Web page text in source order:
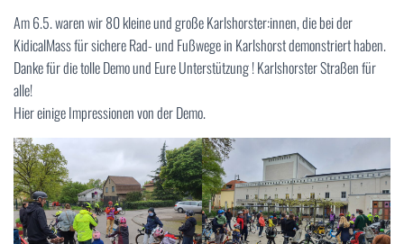
Am 6.5. waren wir 80 kleine und große Karlshorster:innen, die bei der
KidicalMass für sichere Rad- und Fußwege in Karlshorst demonstriert haben.
Danke für die tolle Demo und Eure Unterstützung ! Karlshorster Straßen für
alle!
Hier einige Impressionen von der Demo.